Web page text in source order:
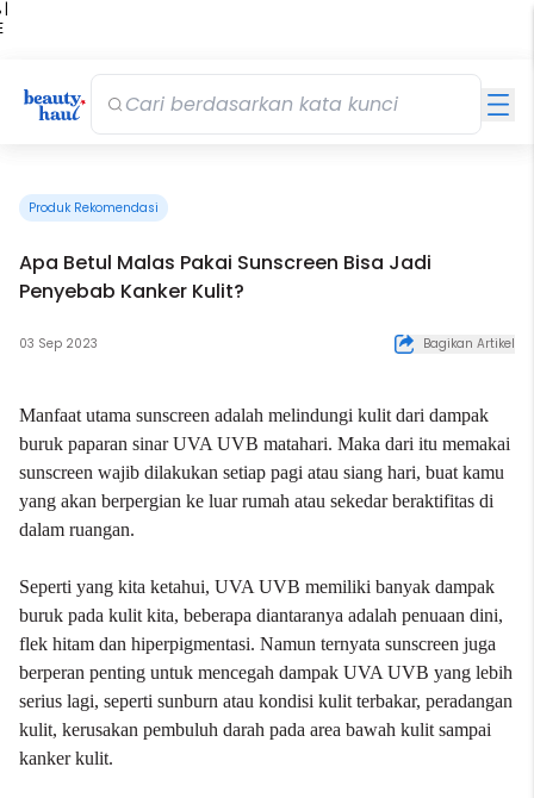
|
Produk Rekomendasi
Apa Betul Malas Pakai Sunscreen Bisa Jadi
Penyebab Kanker Kulit?
03 Sep 2023 Bagikan Artikel
Manfaat utama sunscreen adalah melindungi kulit dari dampak
buruk paparan sinar UVA UVB matahari. Maka dari itu memakai
sunscreen wajib dilakukan setiap pagi atau siang hari, buat kamu
yang akan berpergian ke luar rumah atau sekedar beraktifitas di
dalam ruangan.
Seperti yang kita ketahui, UVA UVB memiliki banyak dampak
buruk pada kulit kita, beberapa diantaranya adalah penuaan dini,
flek hitam dan hiperpigmentasi. Namun ternyata sunscreen juga
berperan penting untuk mencegah dampak UVA UVB yang lebih
serius lagi, seperti sunburn atau kondisi kulit terbakar, peradangan
kulit, kerusakan pembuluh darah pada area bawah kulit sampai
kanker kulit.